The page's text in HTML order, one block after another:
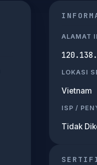
ALAMAT
LOKASI
Vietnam
ISP /
Tidak